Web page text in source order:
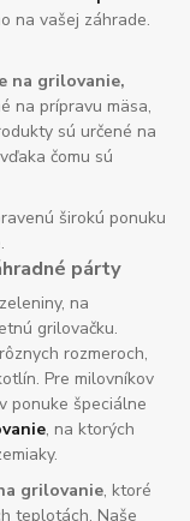
na vašej záhrade.
na grilovanie,
na prípravu mäsa,
sú určené na
čomu sú
širokú ponuku
párty
na
grilovačku.
rozmeroch,
Pre milovníkov
ponuke špeciálne
, na ktorých
grilovanie, ktoré
teplotách. Naše